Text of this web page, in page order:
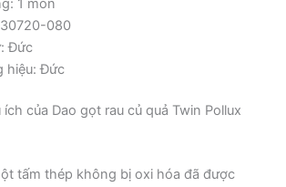
1 món
080
Đức
hiệu: Đức
của Dao gọt rau củ quả Twin Pollux
tấm thép không bị oxi hóa đã được